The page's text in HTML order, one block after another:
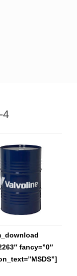
4
fancy=”0″